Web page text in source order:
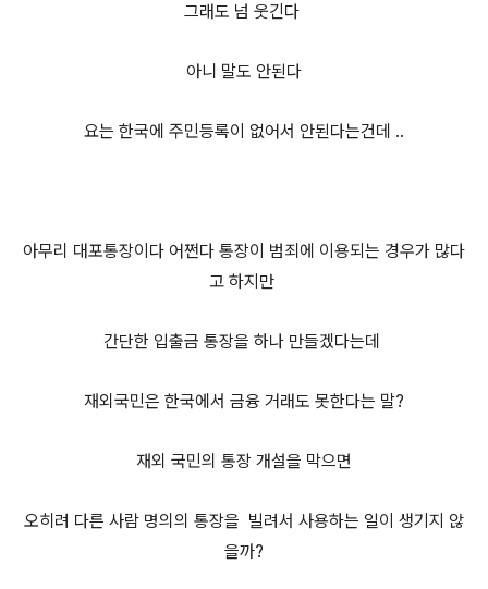
그래도 넘 웃긴다
아니 말도 안된다
요는 한국에 주민등록이 없어서 안된다는건데 ..
아무리 대포통장이다 어쩐다 통장이 범죄에 이용되는 경우가 많다
고 하지만
간단한 입출금 통장을 하나 만들겠다는데
재외국민은 한국에서 금융 거래도 못한다는 말?
재외 국민의 통장 개설을 막으면
오히려 다른 사람 명의의 통장을 빌려서 사용하는 일이 생기지 않
을까?